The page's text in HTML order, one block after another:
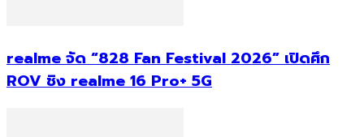
realme จัด “828 Fan Festival 2026” เปิดศึก
ROV ชิง realme 16 Pro+ 5G